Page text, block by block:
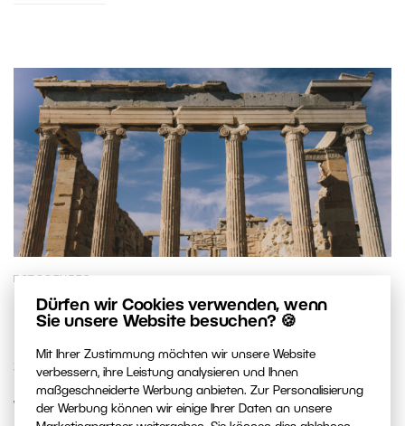
Dürfen wir Cookies verwenden, wenn
Sie unsere Website besuchen? 🍪
Mit Ihrer Zustimmung möchten wir unsere Website
verbessern, ihre Leistung analysieren und Ihnen
maßgeschneiderte Werbung anbieten. Zur Personalisierung
der Werbung können wir einige Ihrer Daten an unsere
Die 7 fotogensten Orte im
Sie als Erstes?
Wir haben sieben Orte ausgewählt, die kein Fotograf